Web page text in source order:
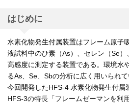
はじめに
水素化物発生付属装置はフレーム原子
液試料中のひ素（As）、セレン（Se
高感度に測定する装置である。環境水
るAs、Se、Sbの分析に広く用いられて
今回開発したHFS-4 水素化物発生付属
HFS-3の特長「フレームゼーマンを利